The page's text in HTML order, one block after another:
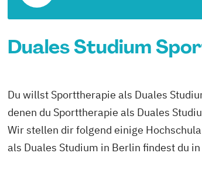
Duales Studium
Du willst Sporttherapie als Duales
denen du Sporttherapie als Duales
Wir stellen dir folgend einige
als Duales Studium in Berlin findest du